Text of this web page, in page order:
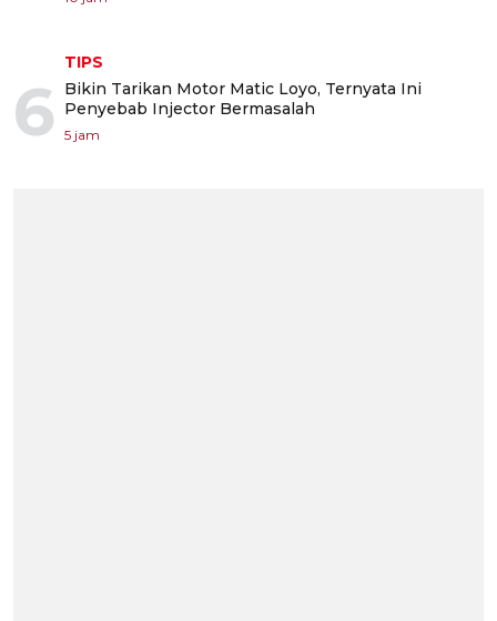
6
TIPS
Bikin Tarikan Motor Matic Loyo, Ternyata Ini
Penyebab Injector Bermasalah
5 jam